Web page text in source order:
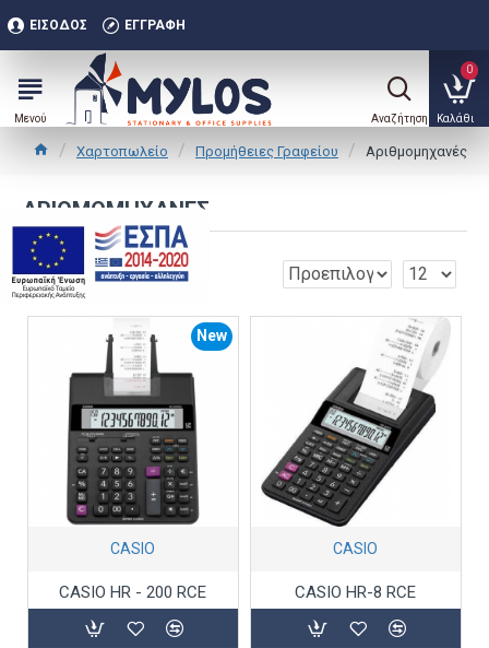
ΕΊΣΟΔΟΣ ΕΓΓΡΑΦΉ
0
Χαρτοπωλείο Προμήθειες Γραφείου Αριθμομηχανές
ΑΡΙΘΜΟΜΗΧΑΝΈΣ
0
New
CASIO
CASIO HR - 200 RCE
CASIO
CASIO HR-8 RCE
.